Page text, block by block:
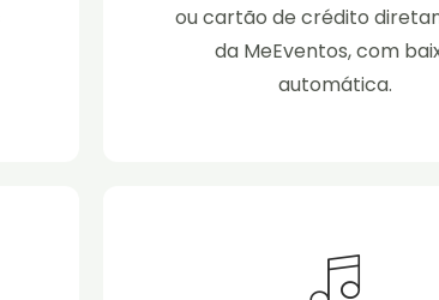
ou cartão de crédito
da MeEventos, com
automática.